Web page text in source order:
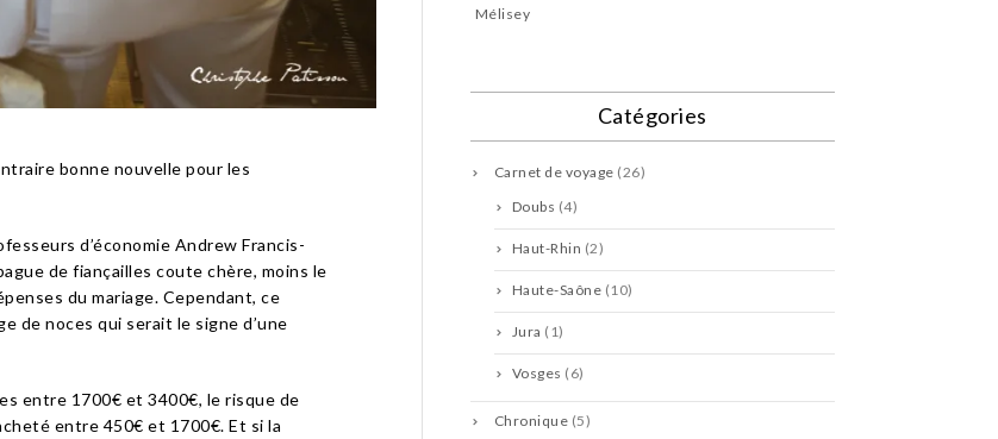
bonne nouvelle pour les
d’économie Andrew Francis-
de fiançailles coute chère, moins le
du mariage. Cependant, ce
de noces qui serait le signe d’une
entre 1700€ et 3400€, le risque de
entre 450€ et 1700€. Et si la
Mélisey
Catégories
Carnet de voyage (26)
Doubs (4)
Haut-Rhin (2)
Haute-Saône (10)
Jura (1)
Vosges (6)
Chronique (5)